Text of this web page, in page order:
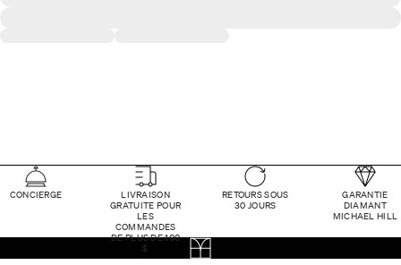
CONCIERGE
LIVRAISON
GRATUITE POUR
LES
COMMANDES
DE PLUS DE 100
$
RETOURS SOUS
30 JOURS
GARANTIE
DIAMANT
MICHAEL HILL